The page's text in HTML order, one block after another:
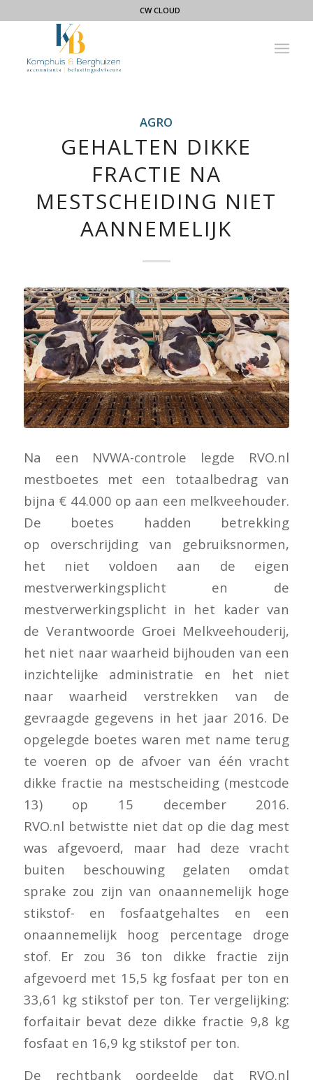
CW CLOUD
AGRO
GEHALTEN DIKKE
FRACTIE NA
MESTSCHEIDING NIET
AANNEMELIJK
Na een NVWA-controle legde RVO.nl
mestboetes met een totaalbedrag van
bijna € 44.000 op aan een melkveehouder.
De boetes hadden betrekking
op overschrijding van gebruiksnormen,
het niet voldoen aan de eigen
mestverwerkingsplicht en de
mestverwerkingsplicht in het kader van
de Verantwoorde Groei Melkveehouderij,
het niet naar waarheid bijhouden van een
inzichtelijke administratie en het niet
naar waarheid verstrekken van de
gevraagde gegevens in het jaar 2016. De
opgelegde boetes waren met name terug
te voeren op de afvoer van één vracht
dikke fractie na mestscheiding (mestcode
13) op 15 december 2016.
RVO.nl betwistte niet dat op die dag mest
was afgevoerd, maar had deze vracht
buiten beschouwing gelaten omdat
sprake zou zijn van onaannemelijk hoge
stikstof- en fosfaatgehaltes en een
onaannemelijk hoog percentage droge
stof. Er zou 36 ton dikke fractie zijn
afgevoerd met 15,5 kg fosfaat per ton en
33,61 kg stikstof per ton. Ter vergelijking:
forfaitair bevat deze dikke fractie 9,8 kg
fosfaat en 16,9 kg stikstof per ton.
De rechtbank oordeelde dat RVO.nl